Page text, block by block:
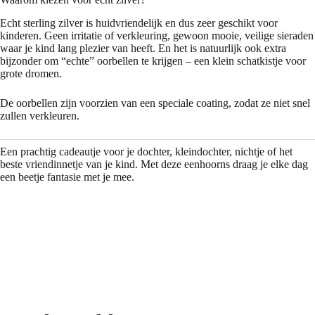
Echt sterling zilver is huidvriendelijk en dus zeer geschikt voor
kinderen. Geen irritatie of verkleuring, gewoon mooie, veilige sieraden
waar je kind lang plezier van heeft. En het is natuurlijk ook extra
bijzonder om “echte” oorbellen te krijgen – een klein schatkistje voor
grote dromen.
De oorbellen zijn voorzien van een speciale coating, zodat ze niet snel
zullen verkleuren.
Een prachtig cadeautje voor je dochter, kleindochter, nichtje of het
beste vriendinnetje van je kind. Met deze eenhoorns draag je elke dag
een beetje fantasie met je mee.